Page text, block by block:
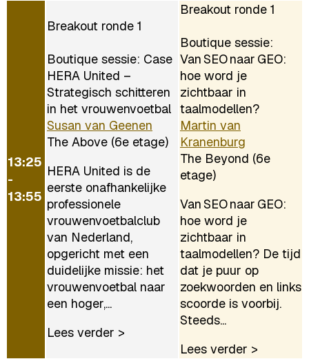
13:25
-
13:55
Breakout ronde 1
Boutique sessie: Case
HERA United –
Strategisch schitteren
in het vrouwenvoetbal
Susan van Geenen
The Above (6e etage)
HERA United is de
eerste onafhankelijke
professionele
vrouwenvoetbalclub
van Nederland,
opgericht met een
duidelijke missie: het
vrouwenvoetbal naar
een hoger,...
Lees verder >
Breakout ronde 1
Boutique sessie:
Van SEO naar GEO:
hoe word je
zichtbaar in
taalmodellen?
Martin van
Kranenburg
The Beyond (6e
etage)
Van SEO naar GEO:
hoe word je
zichtbaar in
taalmodellen? De tijd
dat je puur op
zoekwoorden en links
scoorde is voorbij.
Steeds...
Lees verder >